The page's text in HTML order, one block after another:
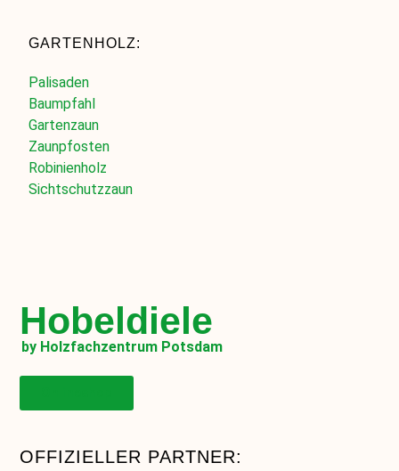
GARTENHOLZ:
Palisaden
Baumpfahl
Gartenzaun
Zaunpfosten
Robinienholz
Sichtschutzzaun
Hobeldiele
by Holzfachzentrum Potsdam
OFFIZIELLER PARTNER: